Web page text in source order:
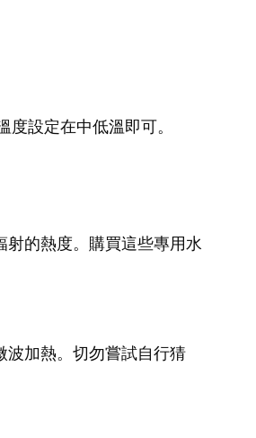
設定在中低溫即可。
的熱度。購買這些專用水
波加熱。切勿嘗試自行猜